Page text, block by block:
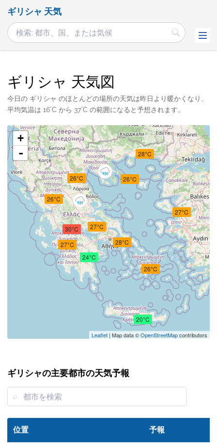
ギリシャ 天気
ギリシャ 天気図
今日の ギリシャ のほとんどの場所の天気は昨日より暖かくなり、
平均気温は 16°C から 37°C の範囲になると予想されます。
28°C
30°C
20°C
27°C
26°C 26°C
26°C
24°C
27°C
28°C
27°C
26°C
+
-
Leaflet | Map data ©OpenStreetMapcontributors
ギリシャの主要都市の天気予報
位置 予報